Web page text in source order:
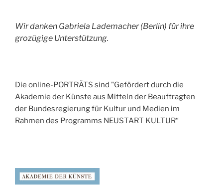
Wir danken Gabriela Lademacher (Berlin) für ihre
grozügige Unterstützung.
Die online-PORTRÄTS sind "Gefördert durch die
Akademie der Künste aus Mitteln der Beauftragten
der Bundesregierung für Kultur und Medien im
Rahmen des Programms NEUSTART KULTUR“